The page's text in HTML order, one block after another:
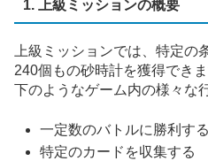
1. 上級ミッションの概要
上級ミッションでは、特定の
240個もの砂時計を獲得でき
下のようなゲーム内の様々な
一定数のバトルに勝利する
特定のカードを収集する